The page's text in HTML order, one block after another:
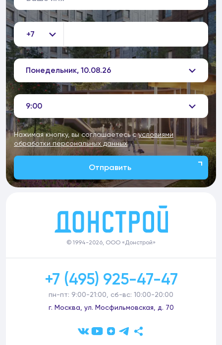
+7
Понедельник, 10.08.26
9:00
Нажимая кнопку, вы соглашаетесь сусловиями
обработки персональных данных
Отправить
© 1994-2026, ООО «Донстрой»
+7 (495) 925-47-47
пн-пт: 9:00-21:00, сб-вс: 10:00-20:00
г. Москва, ул. Мосфильмовская, д. 70